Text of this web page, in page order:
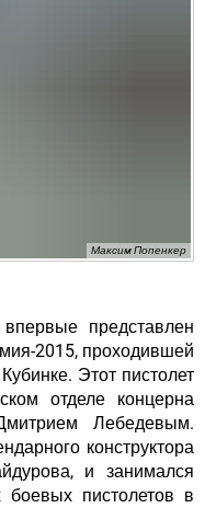
Максим Попенкер
представлен
2015, проходившей
Этот пистолет
отделе концерна
Лебедевым.
конструктора
и занимался
боевых пистолетов в